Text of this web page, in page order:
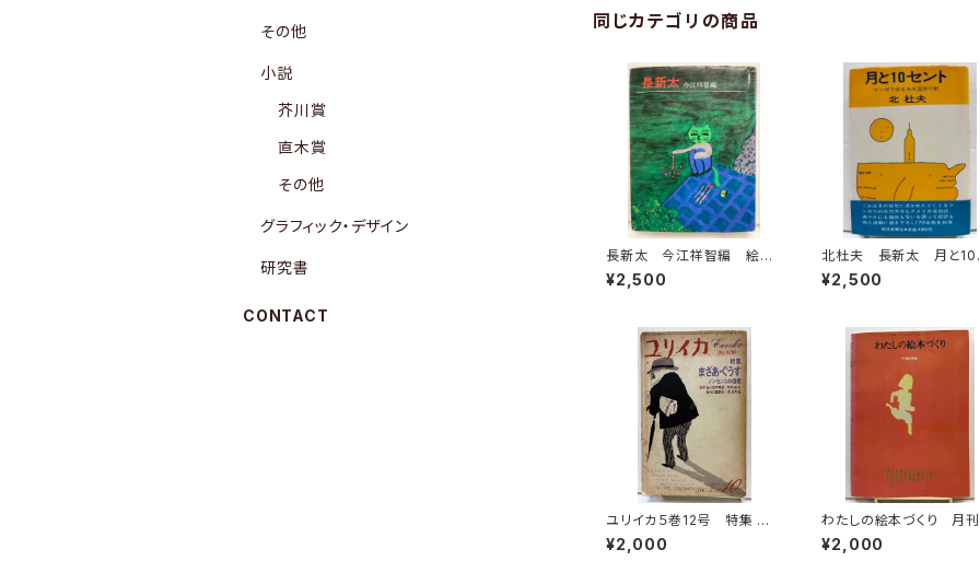
同じカテゴリの商品
長新太 今江祥智編 絵本
作家文庫 1977年 すばる
書房文庫
¥2,500
北杜夫 長新太 月と10
ント 1971年 初版
朝日新聞社
¥2,500
ユリイカ５巻12号 特集 ま
ざあ・ぐうす 絵本 谷川俊太
郎訳／和田誠絵 長谷川四
¥2,000
わたしの絵本づくり 月刊
本 別冊 1979年 すばる
書房
¥2,000
その他
小説
芥川賞
直木賞
その他
グラフィック・デザイン
研究書
CONTACT